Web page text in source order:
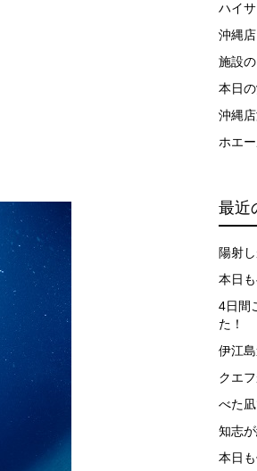
ハイ
沖縄
施設
本日
沖縄
ホエ
最近
陽射
本日
4日間
た！
伊江島
クエ
べた
知志
本日
断した場合にのみエントリーを行いま
、エントリーの順番はガイドが決定
とを嫌い、逃げてしまう場合があり
度でもそのような行動を取る人間を
、万が一海にエントリーできなかっ
る中でスノーケリングを行う場合が
ないと判断した場合には、参加をお
ますので、あらかじめご了承くださ